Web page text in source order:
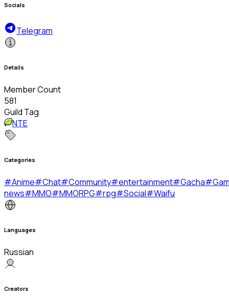
Socials
Telegram
Details
Member Count
581
Guild Tag
NTE
Categories
#Anime#Chat#Community#entertainment#Gacha#
news#MMO#MMORPG#rpg#Social#Waifu
Languages
Russian
Creators